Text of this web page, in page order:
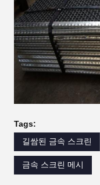
Tags:
길쌈된 금속 스크린
금속 스크린 메시